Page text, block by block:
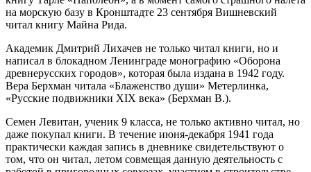
на морскую базу в Кронштадте 23 сентября Вишневский
читал книгу Майна Рида.
Академик Дмитрий Лихачев не только читал книги, но и
написал в блокадном Ленинграде монографию «Оборона
древнерусских городов», которая была издана в 1942 году.
Вера Берхман читала «Блаженство души» Метерлинка,
«Русские подвижники XIX века» (Берхман В.).
Семен Левитан, ученик 9 класса, не только активно читал, но
даже покупал книги. В течение июня-декабря 1941 года
практически каждая запись в дневнике свидетельствуют о
том, что он читал, летом совмещая данную деятельность с